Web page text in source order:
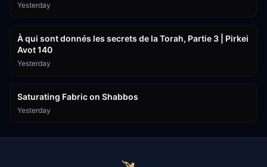
Yesterday
À qui sont donnés les secrets de la Torah, Partie 3 | Pirkei
Avot 140
Yesterday
Saturating Fabric on Shabbos
Yesterday